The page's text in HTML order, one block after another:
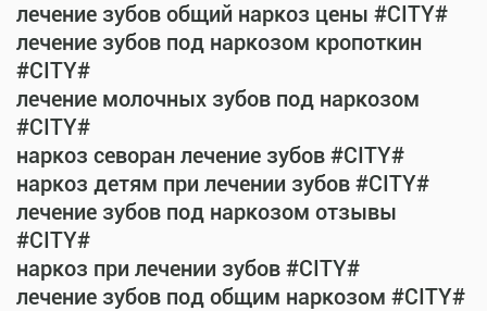
лечение зубов общий наркоз цены #CITY#
лечение зубов под наркозом кропоткин
#CITY#
лечение молочных зубов под наркозом
#CITY#
наркоз севоран лечение зубов #CITY#
наркоз детям при лечении зубов #CITY#
лечение зубов под наркозом отзывы
#CITY#
наркоз при лечении зубов #CITY#
лечение зубов под общим наркозом #CITY#